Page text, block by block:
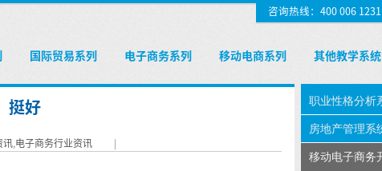
咨询热线：400 006 1231
国际贸易系列 电子商务系列 移动电商系列 其他教学系统
挺好
讯,电子商务行业资讯
|